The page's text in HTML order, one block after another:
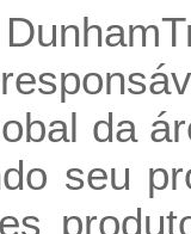
da
seu